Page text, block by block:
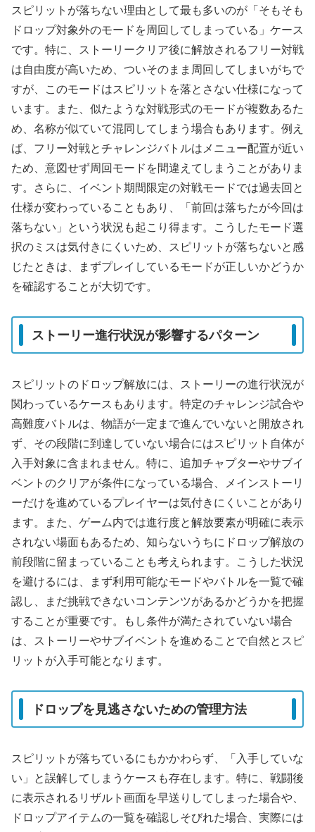
スピリットが落ちない理由として最も多いのが「そもそも
ドロップ対象外のモードを周回してしまっている」ケース
です。特に、ストーリークリア後に解放されるフリー対戦
は自由度が高いため、ついそのまま周回してしまいがちで
すが、このモードはスピリットを落とさない仕様になって
います。また、似たような対戦形式のモードが複数あるた
め、名称が似ていて混同してしまう場合もあります。例え
ば、フリー対戦とチャレンジバトルはメニュー配置が近い
ため、意図せず周回モードを間違えてしまうことがありま
す。さらに、イベント期間限定の対戦モードでは過去回と
仕様が変わっていることもあり、「前回は落ちたが今回は
落ちない」という状況も起こり得ます。こうしたモード選
択のミスは気付きにくいため、スピリットが落ちないと感
じたときは、まずプレイしているモードが正しいかどうか
を確認することが大切です。
ストーリー進行状況が影響するパターン
スピリットのドロップ解放には、ストーリーの進行状況が
関わっているケースもあります。特定のチャレンジ試合や
高難度バトルは、物語が一定まで進んでいないと開放され
ず、その段階に到達していない場合にはスピリット自体が
入手対象に含まれません。特に、追加チャプターやサブイ
ベントのクリアが条件になっている場合、メインストーリ
ーだけを進めているプレイヤーは気付きにくいことがあり
ます。また、ゲーム内では進行度と解放要素が明確に表示
されない場面もあるため、知らないうちにドロップ解放の
前段階に留まっていることも考えられます。こうした状況
を避けるには、まず利用可能なモードやバトルを一覧で確
認し、まだ挑戦できないコンテンツがあるかどうかを把握
することが重要です。もし条件が満たされていない場合
は、ストーリーやサブイベントを進めることで自然とスピ
リットが入手可能となります。
ドロップを見逃さないための管理方法
スピリットが落ちているにもかかわらず、「入手していな
い」と誤解してしまうケースも存在します。特に、戦闘後
に表示されるリザルト画面を早送りしてしまった場合や、
ドロップアイテムの一覧を確認しそびれた場合、実際には